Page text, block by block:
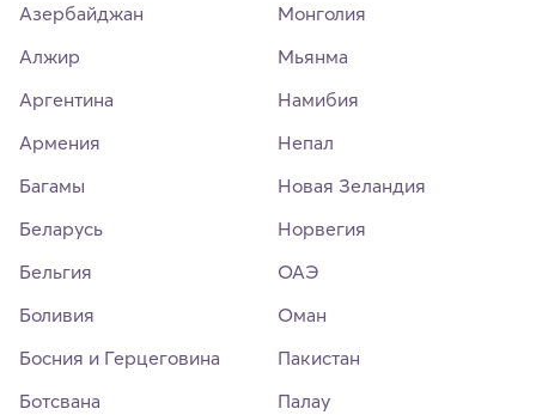
Азербайджан
Алжир
Аргентина
Армения
Багамы
Беларусь
Бельгия
Боливия
Босния и Герцеговина
Ботсвана
Монголия
Мьянма
Намибия
Непал
Новая Зеландия
Норвегия
ОАЭ
Оман
Пакистан
Палау